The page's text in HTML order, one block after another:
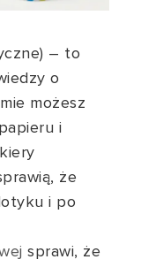
– to
o
możesz
i
że
i po
sprawi, że